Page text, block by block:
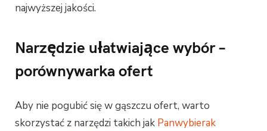
najwyższej jakości.
Narzędzie ułatwiające wybór –
porównywarka ofert
Aby nie pogubić się w gąszczu ofert, warto
skorzystać z narzędzi takich jak Panwybierak